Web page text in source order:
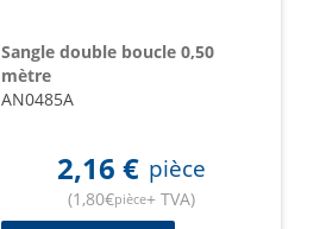
Sangle double boucle 0,50
mètre
AN0485A
2,16 € pièce
(1,80€pièce+ TVA)